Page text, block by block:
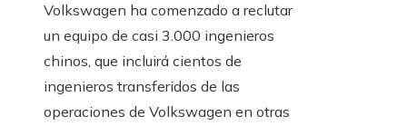
Volkswagen ha comenzado a reclutar
un equipo de casi 3.000 ingenieros
chinos, que incluirá cientos de
ingenieros transferidos de las
operaciones de Volkswagen en otras